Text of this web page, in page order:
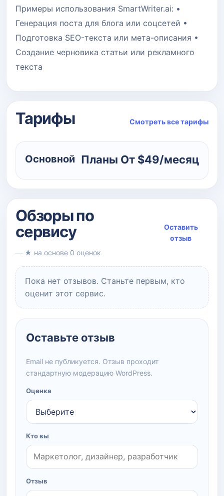
Примеры использования SmartWriter.ai: •
Генерация поста для блога или соцсетей •
Подготовка SEO-текста или мета-описания •
Создание черновика статьи или рекламного
текста
Тарифы Смотреть все тарифы
Основной Планы От ‍$49/месяц
Обзоры по
сервису
— ★ на основе 0 оценок
Оставить
отзыв
Пока нет отзывов. Станьте первым, кто
оценит этот сервис.
Оставьте отзыв
Email не публикуется. Отзыв проходит
стандартную модерацию WordPress.
Оценка
Кто вы
Отзыв